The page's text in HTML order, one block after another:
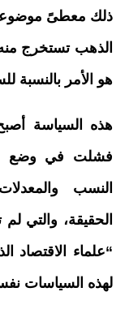
ذلك معطىً
الذهب تستخرج
هو الأمر بالنسبة
هذه السياسة
فشلت في وضع
النسب
الحقيقة، والتي
“علماء الاقتصاد
لهذه السياسات